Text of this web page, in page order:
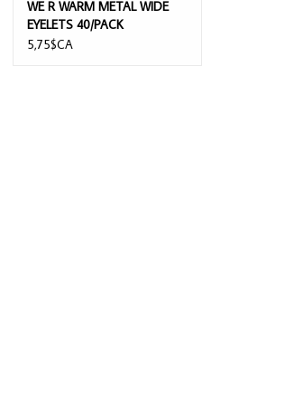
WE R WARM METAL WIDE
EYELETS 40/PACK
5,75$CA